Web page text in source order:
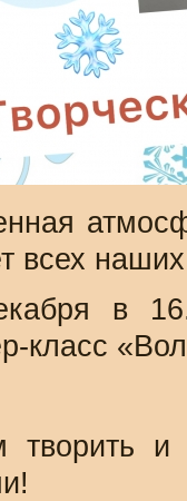
всех
в
класс
творить и